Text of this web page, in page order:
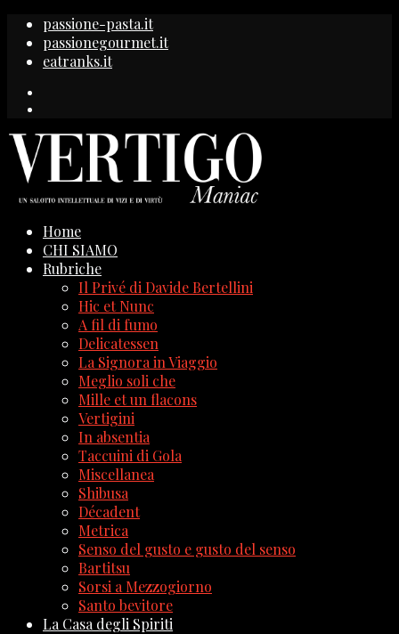
passione-pasta.it
passionegourmet.it
eatranks.it
Home
CHI SIAMO
Rubriche
Il Privé di Davide Bertellini
Hic et Nunc
A fil di fumo
Delicatessen
La Signora in Viaggio
Meglio soli che
Mille et un flacons
Vertigini
In absentia
Taccuini di Gola
Miscellanea
Shibusa
Décadent
Metrica
Senso del gusto e gusto del senso
Bartitsu
Sorsi a Mezzogiorno
Santo bevitore
La Casa degli Spiriti